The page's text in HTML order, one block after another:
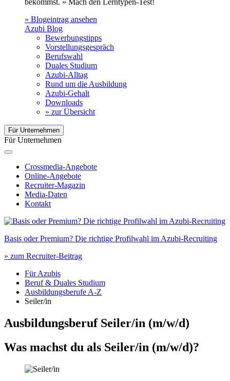
bekommst. » Mach den Lerntypen-Test!
» Blogeintrag ansehen
Azubi Blog
Bewerbungstipps
Vorstellungsgespräch
Berufswahl
Duales Studium
Azubi-Alltag
Rund um die Ausbildung
Azubi-Gehalt
Downloads
» zur Übersicht
Für Unternehmen
Für Unternehmen
Crossmedia-Angebote
Online-Angebote
Recruiter-Magazin
Media-Daten
Kontakt
Basis oder Premium? Die richtige Profilwahl im Azubi-Recruiting
» zum Recruiter-Beitrag
Für Azubis
Beruf & Duales Studium
Ausbildungsberufe A-Z
Seiler/in
Ausbildungsberuf Seiler/in (m/w/d)
Was machst du als Seiler/in (m/w/d)?